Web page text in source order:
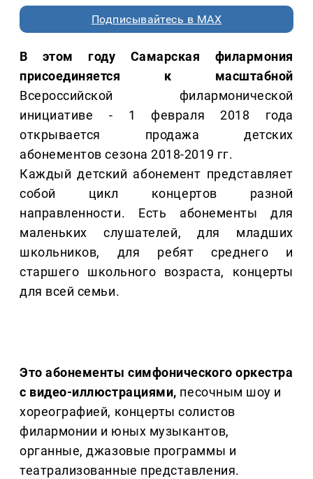
Подписывайтесь в MAX
В этом году Самарская филармония
присоединяется к масштабной
Всероссийской филармонической
инициативе - 1 февраля 2018 года
открывается продажа детских
абонементов сезона 2018-2019 гг.
Каждый детский абонемент представляет
собой цикл концертов разной
направленности. Есть абонементы для
маленьких слушателей, для младших
школьников, для ребят среднего и
старшего школьного возраста, концерты
для всей семьи.
Это абонементы симфонического оркестра
с видео-иллюстрациями, песочным шоу и
хореографией, концерты солистов
филармонии и юных музыкантов,
органные, джазовые программы и
театрализованные представления.